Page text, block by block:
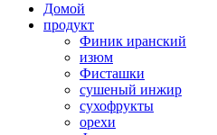
Домой
продукт
Финик иранский
изюм
Фисташки
сушеный инжир
сухофрукты
орехи